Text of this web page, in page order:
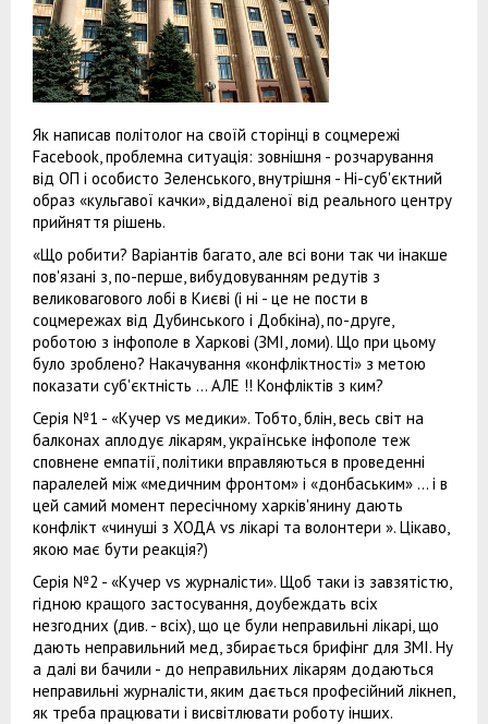
Як написав політолог на своїй сторінці в соцмережі
Facebook, проблемна ситуація: зовнішня - розчарування
від ОП і особисто Зеленського, внутрішня - Ні-суб'єктний
образ «кульгавої качки», віддаленої від реального центру
прийняття рішень.
«Що робити? Варіантів багато, але всі вони так чи інакше
пов'язані з, по-перше, вибудовуванням редутів з
великовагового лобі в Києві (і ні - це не пости в
соцмережах від Дубинського і Добкіна), по-друге,
роботою з інфополе в Харкові (ЗМІ, ломи). Що при цьому
було зроблено? Накачування «конфліктності» з метою
показати суб'єктність ... АЛЕ !! Конфліктів з ким?
Серія №1 - «Кучер vs медики». Тобто, блін, весь світ на
балконах аплодує лікарям, українське інфополе теж
сповнене емпатії, політики вправляються в проведенні
паралелей між «медичним фронтом» і «донбаським» ... і в
цей самий момент пересічному харків'янину дають
конфлікт «чинуші з ХОДА vs лікарі та волонтери ». Цікаво,
якою має бути реакція?)
Серія №2 - «Кучер vs журналісти». Щоб таки із завзятістю,
гідною кращого застосування, доубеждать всіх
незгодних (див. - всіх), що це були неправильні лікарі, що
дають неправильний мед, збирається брифінг для ЗМІ. Ну
а далі ви бачили - до неправильних лікарям додаються
неправильні журналісти, яким дається професійний лікнеп,
як треба працювати і висвітлювати роботу інших.